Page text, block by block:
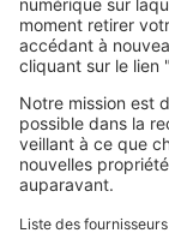
SeLoger c'est aussi
Retrouvez-nous sur ...